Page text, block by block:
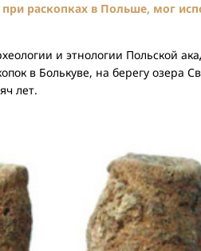
раскопках в Польше, мог
и этнологии Польской
в Болькуве, на берегу озера
лет.